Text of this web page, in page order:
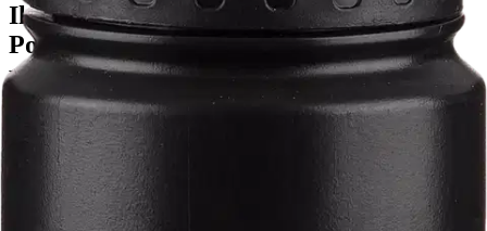
Ilmainen toimitus yli 100 €:n tilauksille
Postin pakettiautomaattiin tai
palvelupisteeseen!
Etu ei koske Suuri‑lisäpalvelulla toimitettavia tuotteita.
Tarkista myymäläsaatavuus